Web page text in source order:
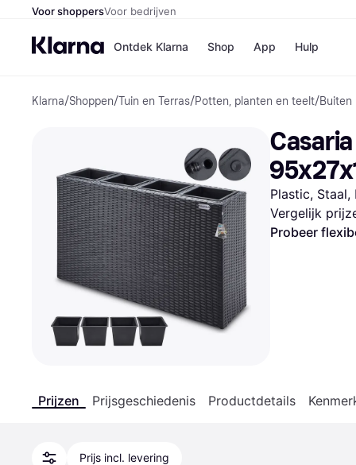
Voor shoppersVoor bedrijven
Ontdek Klarna Shop
Winkels
Bol
H&M
App Hulp
Klarna/Shoppen/Tuin en Terras/Potten, planten en teelt/Buiten
Plastic, Staal,
Vergelijk
Probeer
Prijzen Prijsgeschiedenis Productdetails
Prijs incl. levering